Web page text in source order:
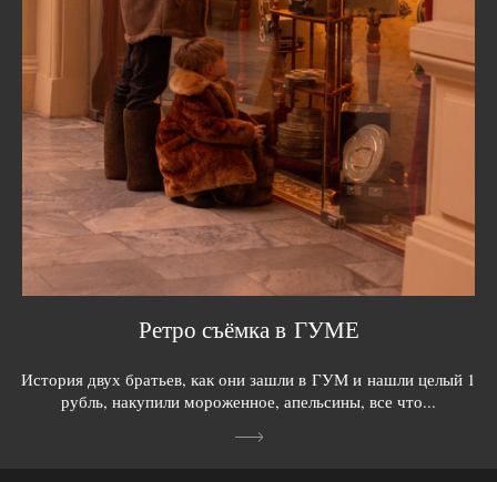
Ретро съёмка в ГУМЕ
История двух братьев, как они зашли в ГУМ и нашли целый 1
рубль, накупили мороженное, апельсины, все что...